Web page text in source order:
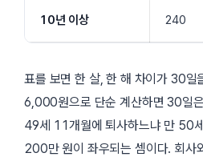
10년 이상 240
표를 보면 한 살, 한 해 차이가 30일
6,000원으로 단순 계산하면 30일
49세 11개월에 퇴사하느냐 만 50
200만 원이 좌우되는 셈이다. 회사